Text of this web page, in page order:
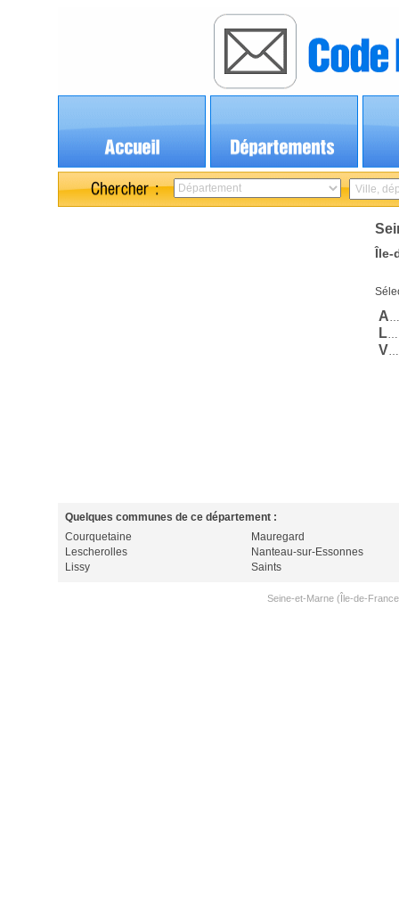
Île-
A…
L…
V…
Quelques communes de ce département :
Courquetaine
Lescherolles
Lissy
Mauregard
Nanteau-sur-Essonnes
Saints
Seine-et-Marne (Île-de-